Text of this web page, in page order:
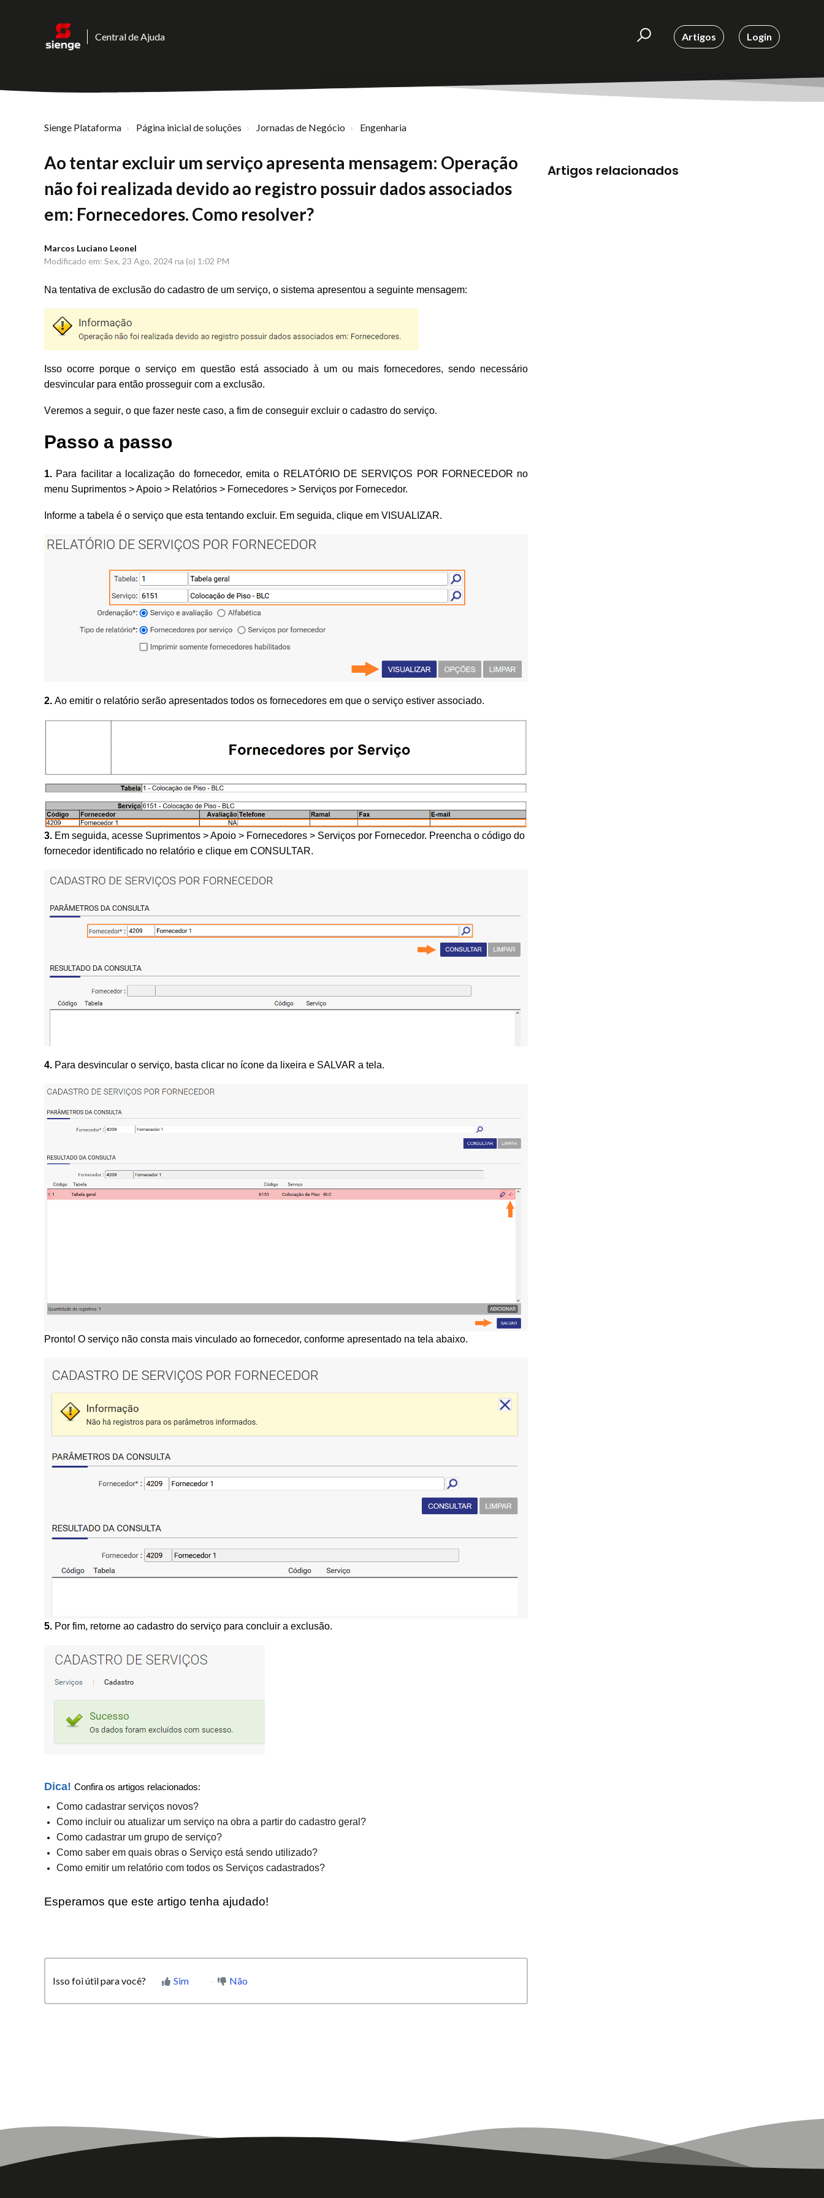
Central de Ajuda Artigos Login
Sienge Plataforma Página inicial de soluções Jornadas de Negócio Engenharia
Ao tentar excluir um serviço apresenta mensagem: Operação
não foi realizada devido ao registro possuir dados associados
em: Fornecedores. Como resolver?
Marcos Luciano Leonel
Modificado em: Sex, 23 Ago, 2024 na (o) 1:02 PM
Na tentativa de exclusão do cadastro de um serviço, o sistema apresentou a seguinte mensagem:
Isso ocorre porque o serviço em questão está associado à um ou mais fornecedores, sendo necessário
desvincular para então prosseguir com a exclusão.
Veremos a seguir, o que fazer neste caso, a fim de conseguir excluir o cadastro do serviço.
Passo a passo
1. Para facilitar a localização do fornecedor, emita o RELATÓRIO DE SERVIÇOS POR FORNECEDOR no
menu Suprimentos > Apoio > Relatórios > Fornecedores > Serviços por Fornecedor.
Informe a tabela é o serviço que esta tentando excluir. Em seguida, clique em VISUALIZAR.
2. Ao emitir o relatório serão apresentados todos os fornecedores em que o serviço estiver associado.
3. Em seguida, acesse Suprimentos > Apoio > Fornecedores > Serviços por Fornecedor. Preencha o código do
fornecedor identificado no relatório e clique em CONSULTAR.
4. Para desvincular o serviço, basta clicar no ícone da lixeira e SALVAR a tela.
Pronto! O serviço não consta mais vinculado ao fornecedor, conforme apresentado na tela abaixo.
5. Por fim, retorne ao cadastro do serviço para concluir a exclusão.
Dica! Confira os artigos relacionados:
Como cadastrar serviços novos?
Como incluir ou atualizar um serviço na obra a partir do cadastro geral?
Como cadastrar um grupo de serviço?
Como saber em quais obras o Serviço está sendo utilizado?
Como emitir um relatório com todos os Serviços cadastrados?
Esperamos que este artigo tenha ajudado!
Isso foi útil para você? Sim Não
Artigos relacionados